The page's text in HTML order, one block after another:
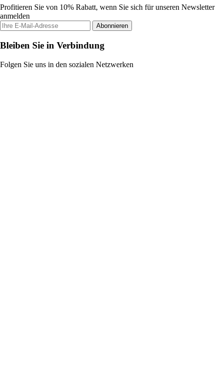
Profitieren Sie von 10% Rabatt, wenn Sie sich für unseren Newsletter
anmelden
Abonnieren
Bleiben Sie in Verbindung
Folgen Sie uns in den sozialen Netzwerken